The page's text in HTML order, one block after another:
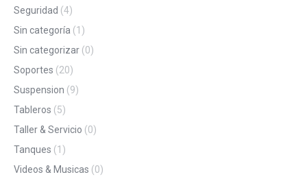
Seguridad (4)
Sin categoría (1)
Sin categorizar (0)
Soportes (20)
Suspension (9)
Tableros (5)
Taller & Servicio (0)
Tanques (1)
Videos & Musicas (0)